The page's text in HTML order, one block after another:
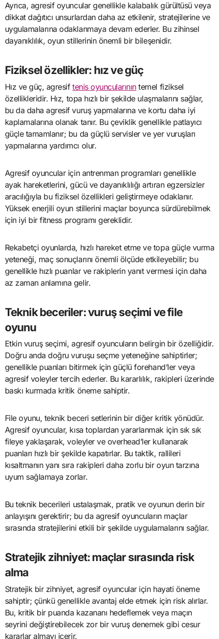
Ayrıca, agresif oyuncular genellikle kalabalık gürültüsü veya
dikkat dağıtıcı unsurlardan daha az etkilenir, stratejilerine ve
uygulamalarına odaklanmaya devam ederler. Bu zihinsel
dayanıklılık, oyun stillerinin önemli bir bileşenidir.
Fiziksel özellikler: hız ve güç
Hız ve güç, agresif tenis oyuncularınıntemel fiziksel
özellikleridir. Hız, topa hızlı bir şekilde ulaşmalarını sağlar,
bu da daha agresif vuruş yapmalarına ve kortu daha iyi
kaplamalarına olanak tanır. Bu çeviklik genellikle patlayıcı
güçle tamamlanır; bu da güçlü servisler ve yer vuruşları
yapmalarına yardımcı olur.
Agresif oyuncular için antrenman programları genellikle
ayak hareketlerini, gücü ve dayanıklılığı artıran egzersizler
aracılığıyla bu fiziksel özellikleri geliştirmeye odaklanır.
Yüksek enerjili oyun stillerini maçlar boyunca sürdürebilmek
için iyi bir fitness programı gereklidir.
Rekabetçi oyunlarda, hızlı hareket etme ve topa güçle vurma
yeteneği, maç sonuçlarını önemli ölçüde etkileyebilir; bu
genellikle hızlı puanlar ve rakiplerin yanıt vermesi için daha
az zaman anlamına gelir.
Teknik beceriler: vuruş seçimi ve file
oyunu
Etkin vuruş seçimi, agresif oyuncuların belirgin bir özelliğidir.
Doğru anda doğru vuruşu seçme yeteneğine sahiptirler;
genellikle puanları bitirmek için güçlü forehand’ler veya
agresif voleyler tercih ederler. Bu kararlılık, rakipleri üzerinde
baskı kurmada kritik öneme sahiptir.
File oyunu, teknik beceri setlerinin bir diğer kritik yönüdür.
Agresif oyuncular, kısa toplardan yararlanmak için sık sık
fileye yaklaşarak, voleyler ve overhead’ler kullanarak
puanları hızlı bir şekilde kapatırlar. Bu taktik, rallileri
kısaltmanın yanı sıra rakipleri daha zorlu bir oyun tarzına
uyum sağlamaya zorlar.
Bu teknik becerileri ustalaşmak, pratik ve oyunun derin bir
anlayışını gerektirir; bu da agresif oyuncuların maçlar
sırasında stratejilerini etkili bir şekilde uygulamalarını sağlar.
Stratejik zihniyet: maçlar sırasında risk
alma
Stratejik bir zihniyet, agresif oyuncular için hayati öneme
sahiptir; çünkü genellikle avantaj elde etmek için risk alırlar.
Bu, kritik bir puanda kazananı hedeflemek veya maçın
seyrini değiştirebilecek zor bir vuruş denemek gibi cesur
kararlar almayı içerir.